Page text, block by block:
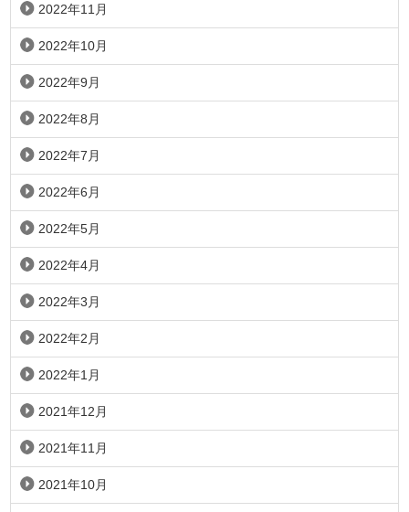
2022年11月
2022年10月
2022年9月
2022年8月
2022年7月
2022年6月
2022年5月
2022年4月
2022年3月
2022年2月
2022年1月
2021年12月
2021年11月
2021年10月